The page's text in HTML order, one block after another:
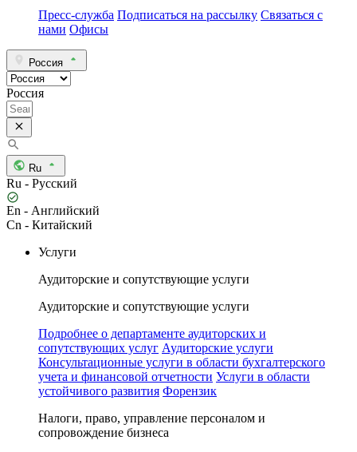
Пресс-служба Подписаться на рассылку Связаться с
нами Офисы
Россия
Россия
Ru
Ru - Русский
En - Английский
Cn - Китайский
Услуги
Аудиторские и сопутствующие услуги
Аудиторские и сопутствующие услуги
Подробнее о департаменте аудиторских и
сопутствующих услуг Аудиторские услуги
Консультационные услуги в области бухгалтерского
учета и финансовой отчетности Услуги в области
устойчивого развития Форензик
Налоги, право, управление персоналом и
сопровождение бизнеса